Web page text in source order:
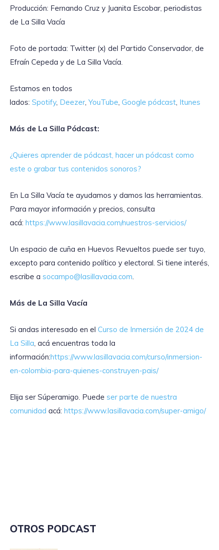
Producción: Fernando Cruz y Juanita Escobar, periodistas
de La Silla Vacía
Foto de portada: Twitter (x) del Partido Conservador, de
Efraín Cepeda y de La Silla Vacía.
Estamos en todos
lados: Spotify, Deezer, YouTube, Google pódcast, Itunes
Más de La Silla Pódcast:
¿Quieres aprender de pódcast, hacer un pódcast como
este o grabar tus contenidos sonoros?
En La Silla Vacía te ayudamos y damos las herramientas.
Para mayor información y precios, consulta
acá: https://www.lasillavacia.com/nuestros-servicios/
Un espacio de cuña en Huevos Revueltos puede ser tuyo,
excepto para contenido político y electoral. Si tiene interés,
escribe a socampo@lasillavacia.com.
Más de La Silla Vacía
Si andas interesado en el Curso de Inmersión de 2024 de
La Silla, acá encuentras toda la
información:https://www.lasillavacia.com/curso/inmersion-
en-colombia-para-quienes-construyen-pais/
Elija ser Súperamigo. Puede ser parte de nuestra
comunidad acá: https://www.lasillavacia.com/super-amigo/
OTROS PODCAST